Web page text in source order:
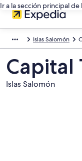
Ir a la sección principal de
Islas Salomón
Capital
Islas Salomón